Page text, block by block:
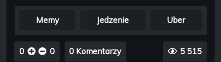
Memy Jedzenie Uber
0 0 0 Komentarzy 5 515